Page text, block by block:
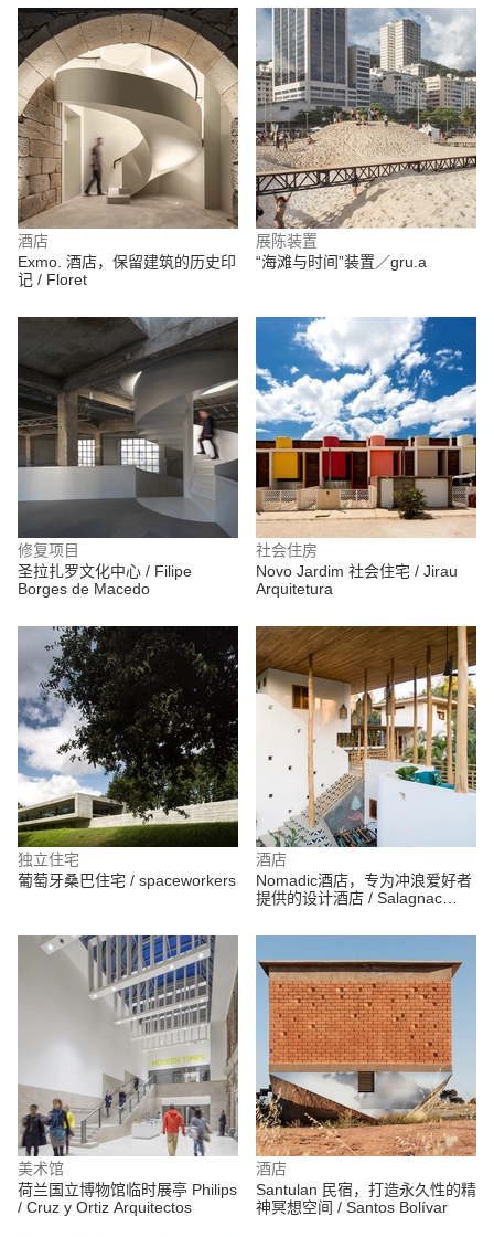
酒店
Exmo. 酒店，保留建筑的历史印
记 / Floret
展陈装置
“海滩与时间”装置／gru.a
修复项目
圣拉扎罗文化中心 / Filipe
Borges de Macedo
社会住房
Novo Jardim 社会住宅 / Jirau
Arquitetura
独立住宅
葡萄牙桑巴住宅 / spaceworkers
酒店
Nomadic酒店，专为冲浪爱好者
提供的设计酒店 / Salagnac
美术馆
荷兰国立博物馆临时展亭 Philips
/ Cruz y Ortiz Arquitectos
酒店
Santulan 民宿，打造永久性的精
神冥想空间 / Santos Bolívar